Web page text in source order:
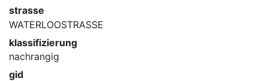
strasse
WATERLOOSTRASSE
klassifizierung
nachrangig
gid